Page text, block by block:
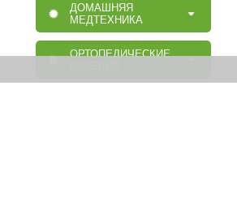
ДОМАШНЯЯ
МЕДТЕХНИКА
ОРТОПЕДИЧЕСКИЕ